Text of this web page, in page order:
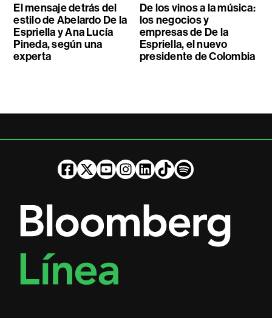
El mensaje detrás del
estilo de Abelardo De la
Espriella y Ana Lucía
Pineda, según una
experta
De los vinos a la música:
los negocios y
empresas de De la
Espriella, el nuevo
presidente de Colombia